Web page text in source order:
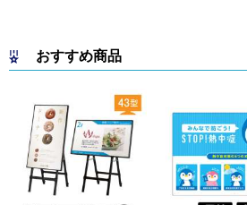
おすすめ商品